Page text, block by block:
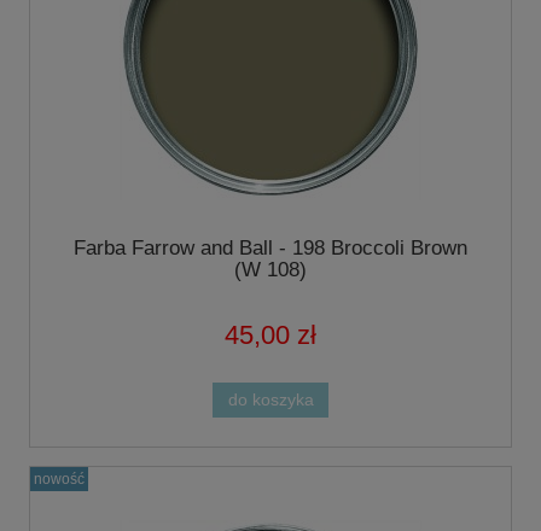
Farba Farrow and Ball - 198 Broccoli Brown
(W 108)
45,00 zł
do koszyka
nowość